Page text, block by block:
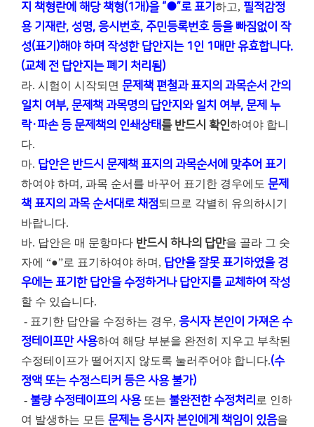
지 책형란에 해당 책형(1개)을 “●”로 표기 하고, 필적감정
용 기재란, 성명, 응시번호, 주민등록번호 등을 빠짐없이 작
성(표기)해야 하며 작성한 답안지는 1인 1매만 유효합니다.
(교체 전 답안지는 폐기 처리됨)
라. 시험이 시작되면 문제책 편철과 표지의 과목순서 간의
일치 여부, 문제책 과목명의 답안지와 일치 여부, 문제 누
락・파손 등 문제책의 인쇄상태를 반드시 확인하여야 합니
다.
마. 답안은 반드시 문제책 표지의 과목순서에 맞추어 표기
하여야 하며, 과목 순서를 바꾸어 표기한 경우에도 문제
책 표지의 과목 순서대로 채점되므로 각별히 유의하시기
바랍니다.
바. 답안은 매 문항마다 반드시 하나의 답만을 골라 그 숫
자에 “●”로 표기하여야 하며, 답안을 잘못 표기하였을 경
우에는 표기한 답안을 수정하거나 답안지를 교체하여 작성
할 수 있습니다.
- 표기한 답안을 수정하는 경우, 응시자 본인이 가져온 수
정테이프만 사용하여 해당 부분을 완전히 지우고 부착된
수정테이프가 떨어지지 않도록 눌러주어야 합니다.(수
정액 또는 수정스티커 등은 사용 불가)
- 불량 수정테이프의 사용또는 불완전한 수정처리 로 인하
여 발생하는 모든 문제는 응시자 본인에게 책임이 있음을